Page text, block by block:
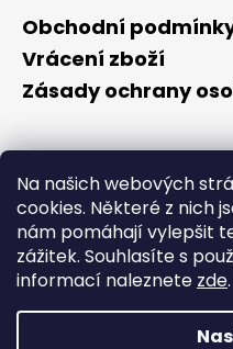
Na našich webových
cookies. Některé z nich
nám pomáhají vylepšit
zážitek. Souhlasíte s
informací naleznete zde.
Obchodní
Vrácení zboží
Zásady ochrany
info @cyklotomek.cz
Sledujte nás na FB
cyklotomek_